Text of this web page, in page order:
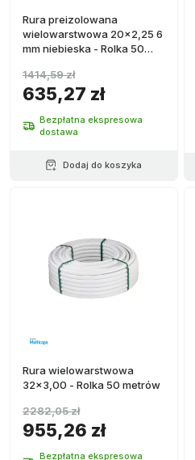
Rura preizolowana
wielowarstwowa 20x2,25 6
mm niebieska - Rolka 50
635,27 zł
1414,59 zł
Bezpłatna ekspresowa
dostawa
Dodaj do koszyka
Rura wielowarstwowa
32x3,00 - Rolka 50 metrów
955,26 zł
2282,05 zł
Bezpłatna ekspresowa